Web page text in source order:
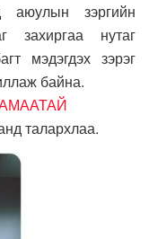
аюулын зэргийн
захиргаа нутаг
мэдэгдэх зэрэг
байна.
талархлаа.